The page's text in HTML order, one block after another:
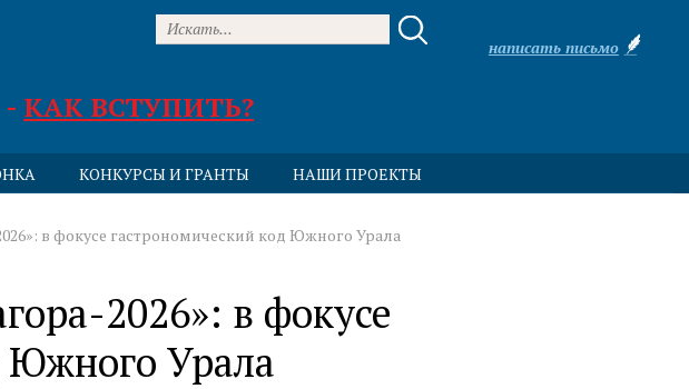
- КАК ВСТУПИТЬ?
написать письмо
КОНКУРСЫ И ГРАНТЫ НАШИ ПРОЕКТЫ
в фокусе гастрономический код Южного Урала
2026»: в фокусе
Южного Урала